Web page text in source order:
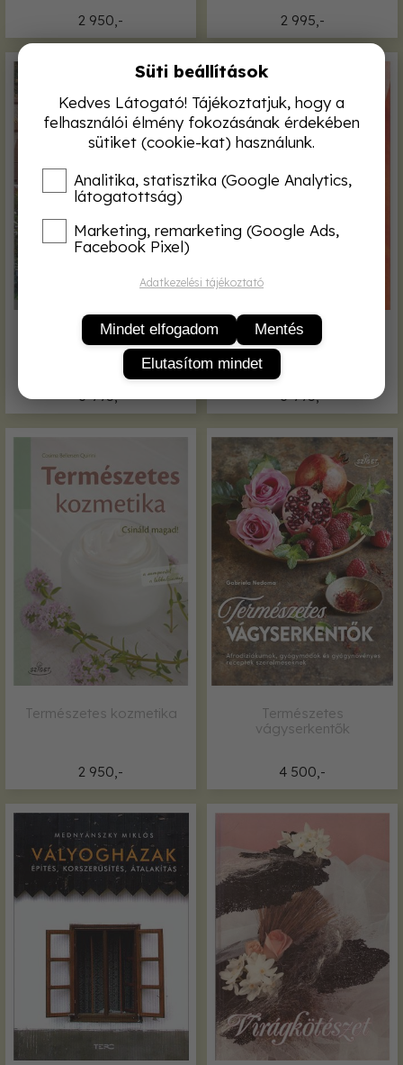
2 950,- 2 995,-
3 995,-
Kőmunkák a kertben és a
ház körül
3 995,-
Régi bútorok
felületkezelése
2 950,-
Természetes kozmetika
4 500,-
Természetes
vágyserkentők
Süti beállítások
Kedves Látogató! Tájékoztatjuk, hogy a
felhasználói élmény fokozásának érdekében
sütiket (cookie-kat) használunk.
Analitika, statisztika (Google Analytics,
látogatottság)
Marketing, remarketing (Google Ads,
Facebook Pixel)
Adatkezelési tájékoztató
Mindet elfogadom
Mentés
Elutasítom mindet